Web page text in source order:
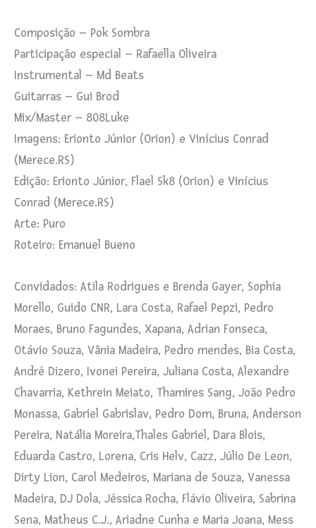
Composição – Pok Sombra
Participação especial – Rafaella Oliveira
Instrumental – Md Beats
Guitarras – Gui Brod
Mix/Master – 808Luke
Imagens: Erionto Júnior (Orion) e Vinícius Conrad
(Merece.RS)
Edição: Erionto Júnior, Flael Sk8 (Orion) e Vinícius
Conrad (Merece.RS)
Arte: Puro
Roteiro: Emanuel Bueno
Convidados: Atila Rodrigues e Brenda Gayer, Sophia
Morello, Guido CNR, Lara Costa, Rafael Pepzi, Pedro
Moraes, Bruno Fagundes, Xapana, Adrian Fonseca,
Otávio Souza, Vânia Madeira, Pedro mendes, Bia Costa,
André Dizero, Ivonei Pereira, Juliana Costa, Alexandre
Chavarria, Kethrein Meiato, Thamires Sang, João Pedro
Monassa, Gabriel Gabrislav, Pedro Dom, Bruna, Anderson
Pereira, Natália Moreira,Thales Gabriel, Dara Blois,
Eduarda Castro, Lorena, Cris Helv, Cazz, Júlio De Leon,
Dirty Lion, Carol Medeiros, Mariana de Souza, Vanessa
Madeira, DJ Dola, Jéssica Rocha, Flávio Oliveira, Sabrina
Sena, Matheus C.J., Ariadne Cunha e Maria Joana, Mess